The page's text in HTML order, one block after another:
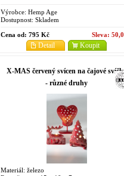
Výrobce: Hemp Age
Dostupnost: Skladem
Cena od: 795 Kč Sleva:
Koupit
Detail
X-MAS červený svícen na čajové
- různé druhy
Materiál: železo